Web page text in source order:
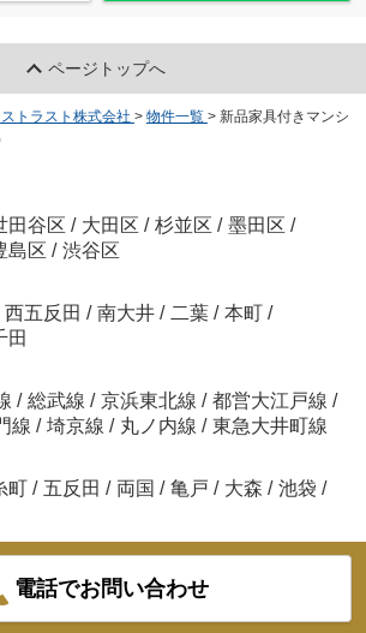
ページトップへ
トラスト株式会社 > 物件一覧 > 新品家具付きマンシ
田谷区 / 大田区 / 杉並区 / 墨田区 /
島区 / 渋谷区
西五反田 / 南大井 / 二葉 / 本町 /
田
/ 総武線 / 京浜東北線 / 都営大江戸線 /
線 / 埼京線 / 丸ノ内線 / 東急大井町線
町 / 五反田 / 両国 / 亀戸 / 大森 / 池袋 /
電話でお問い合わせ